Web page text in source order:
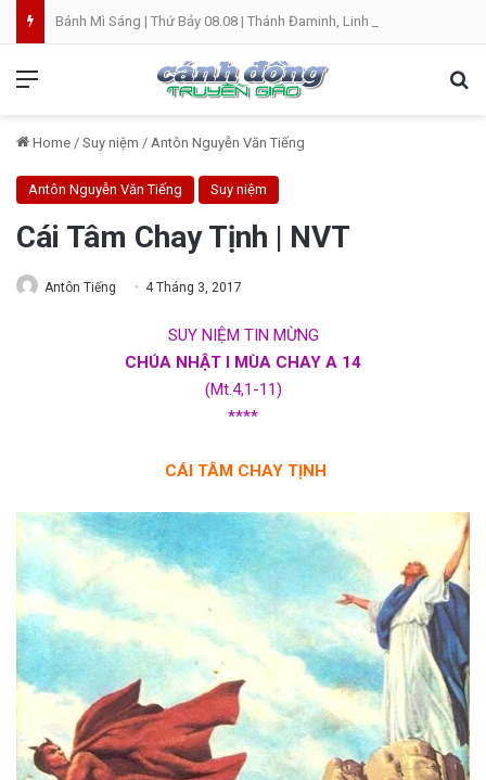
Bánh Mì Sáng | Thứ Bảy 08.08 | Thánh Đaminh, Linh mục
Home / Suy niệm / Antôn Nguyễn Văn Tiếng
Antôn Nguyễn Văn Tiếng Suy niệm
Cái Tâm Chay Tịnh | NVT
Antôn Tiếng 4 Tháng 3, 2017
SUY NIỆM TIN MỪNG
CHÚA NHẬT I MÙA CHAY A 14
(Mt.4,1-11)
****
CÁI TÂM CHAY TỊNH